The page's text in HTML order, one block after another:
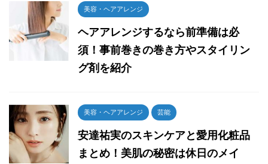
美容・ヘアアレンジ
ヘアアレンジするなら前準備は必
須！事前巻きの巻き方やスタイリン
グ剤を紹介
美容・ヘアアレンジ 芸能
安達祐実のスキンケアと愛用化粧品
まとめ！美肌の秘密は休日のメイ